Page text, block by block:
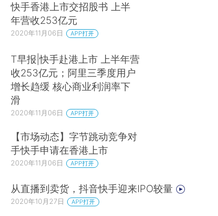
快手香港上市交招股书 上半
年营收253亿元
2020年11月06日 APP打开
T早报|快手赴港上市 上半年营
收253亿元；阿里三季度用户
增长趋缓 核心商业利润率下
滑
2020年11月06日 APP打开
【市场动态】字节跳动竞争对
手快手申请在香港上市
2020年11月06日 APP打开
从直播到卖货，抖音快手迎来IPO较量
2020年10月27日 APP打开